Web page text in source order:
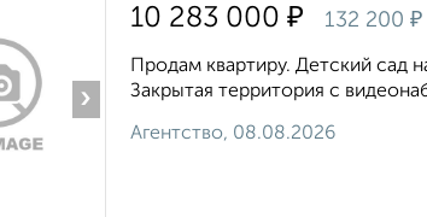
›
10 283 000 ₽ 132 200 ₽
Продам квартиру. Детский сад
Закрытая территория с
Агентство, 08.08.2026